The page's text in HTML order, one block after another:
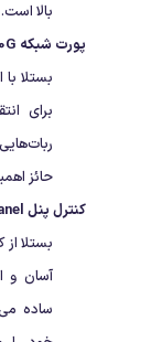
بالا است.
پورت شبکه 10G برای انتقال سریع داده‌ها:
برای
حائز
کنترل پنل cPanel با رابط کاربری آسان و امکانات گسترده:
آسان و
ساده